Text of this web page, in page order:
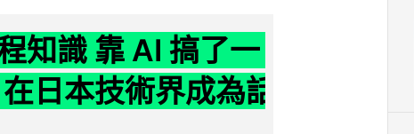
知識 靠 AI 搞了一
日本技術界成為話